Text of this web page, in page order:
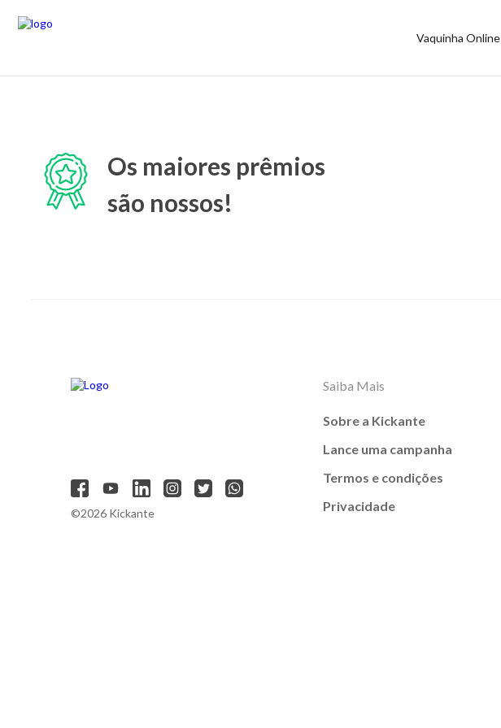
Vaquinha Online
Os maiores prêmios
são nossos!
©2026 Kickante
Saiba Mais
Sobre a Kickante
Lance uma campanha
Termos e condições
Privacidade